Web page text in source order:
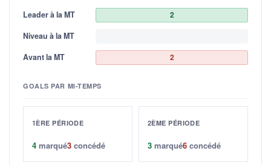
Leader à la MT
2
Niveau à la MT
Avant la MT
2
GOALS PAR MI-TEMPS
1ÈRE PÉRIODE
4 marqué3 concédé
2ÈME PÉRIODE
3 marqué6 concédé